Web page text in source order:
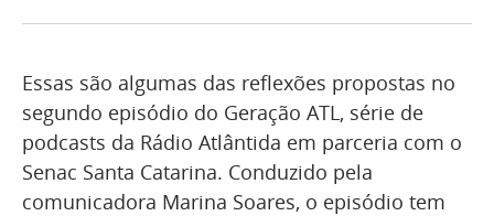
Essas são algumas das reflexões propostas no
segundo episódio do Geração ATL, série de
podcasts da Rádio Atlântida em parceria com o
Senac Santa Catarina. Conduzido pela
comunicadora Marina Soares, o episódio tem